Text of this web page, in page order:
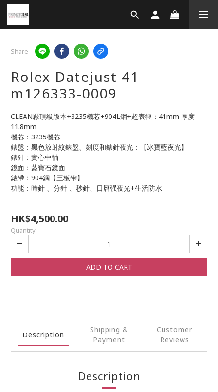
Share
Rolex Datejust 41
m126333-0009
CLEAN厰頂級版本+3235機芯+904L鋼+超表徑：41mm 厚度
11.8mm
機芯：3235機芯
錶盤：黑色放射紋錶盤、刻度和錶針夜光：【冰寶藍夜光】
錶針：實心中軸
鏡面：藍寶石鏡面
錶帶：904鋼【三板帶】
功能：時針 、分針 、秒針、日曆强夜光+生活防水
HK$4,500.00
Quantity
ADD TO CART
Description
Shipping &
Payment
Customer
Reviews
Description